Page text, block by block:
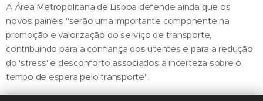
A Área Metropolitana de Lisboa defende ainda que os
novos painéis "serão uma importante componente na
promoção e valorização do serviço de transporte,
contribuindo para a confiança dos utentes e para a redução
do 'stress' e desconforto associados à incerteza sobre o
tempo de espera pelo transporte".